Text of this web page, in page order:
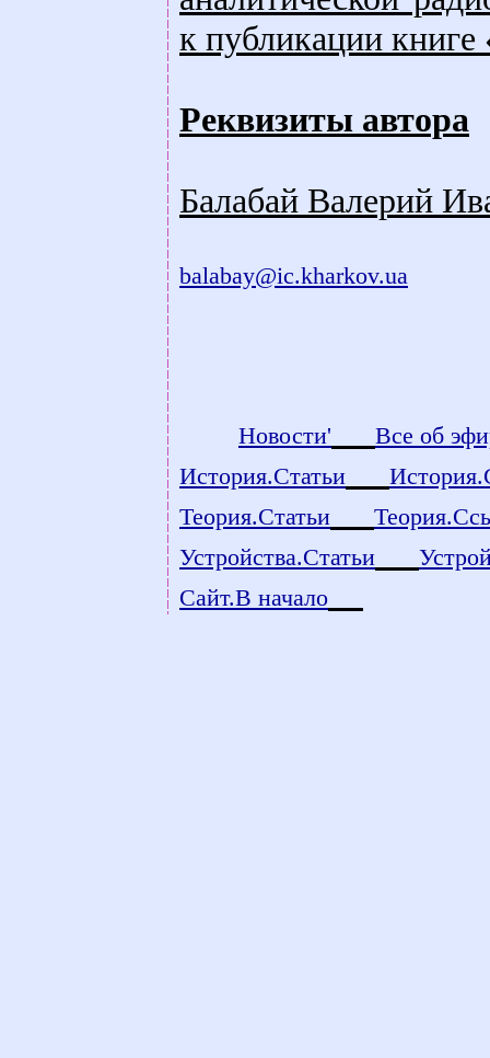
к публикации книге
Реквизиты автора
Балабай Валерий
balabay@ic.kharkov.ua
Новости'
Все об
История.Статьи
Теория.Статьи
Устройства.Статьи
Сайт.В начало